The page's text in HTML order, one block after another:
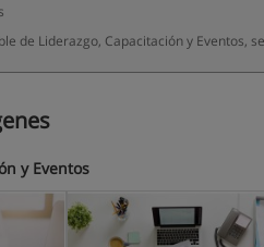
de Liderazgo, Capacitación y Eventos,
y Eventos